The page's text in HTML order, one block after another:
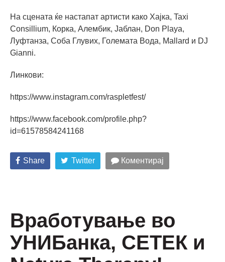
На сцената ќе настапат артисти како Хајка, Taxi
Consillium, Корка, Алембик, Јаблан, Don Playa,
Луфтанза, Соба Глувих, Големата Вода, Mallard и DJ
Gianni.
Линкови:
https://www.instagram.com/raspletfest/
https://www.facebook.com/profile.php?
id=61578584241168
Share Twitter Коментирај
Вработување во
УНИБанка, СЕТЕК и